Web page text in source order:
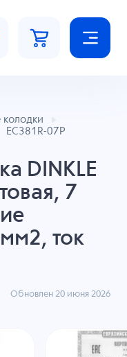
EC381R-07P
DINKLE
7
ток
Обновлен 20 июня 2026